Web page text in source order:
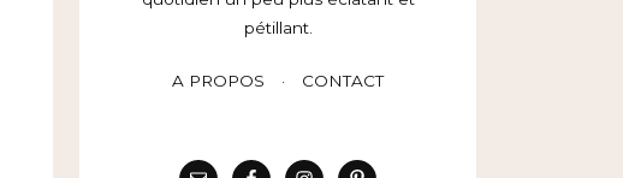
pétillant.
A PROPOS CONTACT